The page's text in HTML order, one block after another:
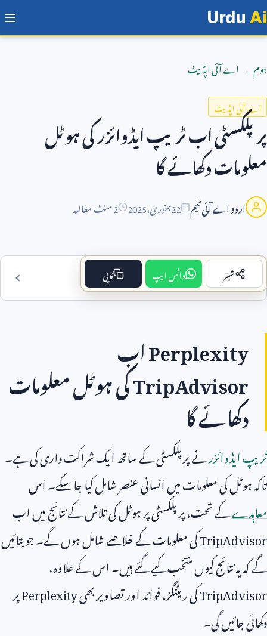
Urdu Ai
ہوم اے آئی اپڈیٹ
اے آئی اپڈیٹ
پرپلکسٹی اب ٹریپ ایڈوائزر کی ہوٹل
معلومات دکھائے گا
اردو اے آئی ٹیم 22جنوری،2025 2 منٹ مطالعہ
فہرست مضمون
Perplexityاب
TripAdvisorکی ہوٹل معلومات
دکھائے گا
ٹریپ ایڈوائزرنے پرپلکسٹی کے ساتھ ایک شراکت داری کی ہے۔
تاکہ ہوٹل کی معلومات میں انسانی عنصر شامل کیا جا سکے۔ اس
معاہدےکے تحت، پرپلکسٹی پر ہوٹل کی تلاش کے نتائج میں اب
TripAdvisorکی معلومات کے خلاصے شامل ہوں گے۔ جو بتائیں
گے کہ یہ نتائج کیوں منتخب کیے گئے ہیں۔ اس کے علاوہ،
TripAdvisorکی ریٹنگز، فوائد اور تصاویر بھیPerplexityپر
دکھائی جائیں گی۔
شیئر واٹس ایپ کاپی